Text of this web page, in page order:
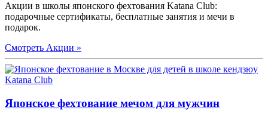
Акции в школы японского фехтования Katana Club:
подарочные сертификаты, бесплатные занятия и мечи в
подарок.
Смотреть Акции »
Японское фехтование мечом для мужчин